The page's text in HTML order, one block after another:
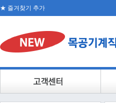
★ 즐겨찾기 추가